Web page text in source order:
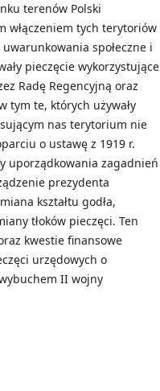
terenów Polski
włączeniem tych terytoriów
społeczne i
pieczęcie wykorzystujące
Radę Regencyjną oraz
tym te, których używały
nas terytorium nie
o ustawę z 1919 r.
uporządkowania zagadnień
prezydenta
kształtu godła,
tłoków pieczęci. Ten
kwestie finansowe
urzędowych o
II wojny